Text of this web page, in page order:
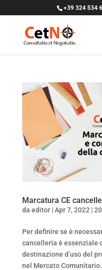
+39 324 534
Marcatura CE
da editor|Apr 7, 2022 |
Per definire se è
cancelleria è essenziale
destinazione d’uso del
nel Mercato